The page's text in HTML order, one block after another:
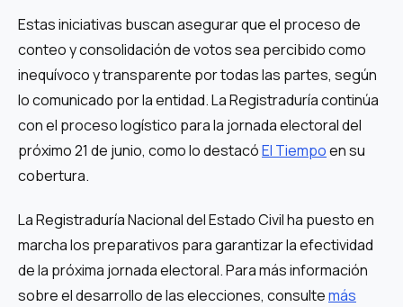
Estas iniciativas buscan asegurar que el proceso de
conteo y consolidación de votos sea percibido como
inequívoco y transparente por todas las partes, según
lo comunicado por la entidad. La Registraduría continúa
con el proceso logístico para la jornada electoral del
próximo 21 de junio, como lo destacóEl Tiempoen su
cobertura.
La Registraduría Nacional del Estado Civil ha puesto en
marcha los preparativos para garantizar la efectividad
de la próxima jornada electoral. Para más información
sobre el desarrollo de las elecciones, consultemás